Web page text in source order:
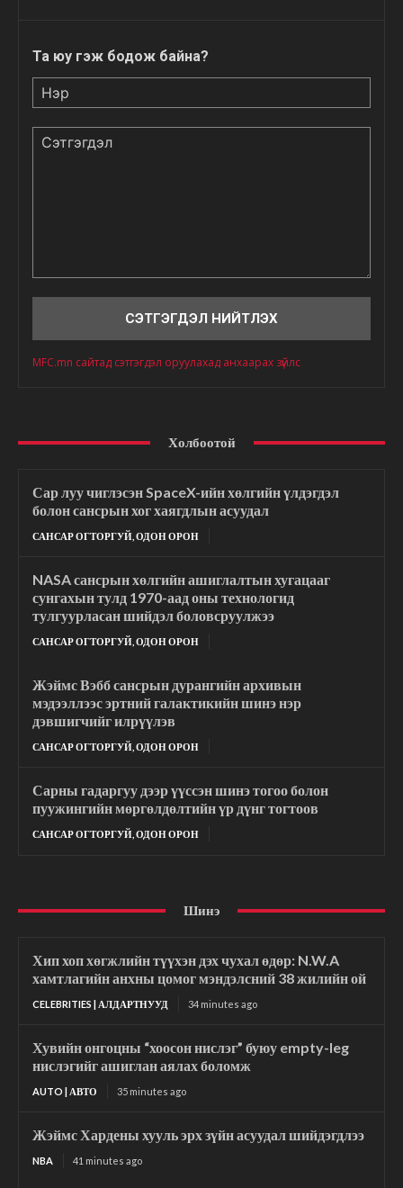
Та юу гэж бодож байна?
MFC.mn сайтад сэтгэгдэл оруулахад анхаарах зүйлс
Холбоотой
Сар луу чиглэсэн SpaceX-ийн хөлгийн үлдэгдэл
болон сансрын хог хаягдлын асуудал
САНСАР ОГТОРГУЙ, ОДОН ОРОН
NASA сансрын хөлгийн ашиглалтын хугацааг
сунгахын тулд 1970-аад оны технологид
тулгуурласан шийдэл боловсруулжээ
САНСАР ОГТОРГУЙ, ОДОН ОРОН
Жэймс Вэбб сансрын дурангийн архивын
мэдээллээс эртний галактикийн шинэ нэр
дэвшигчийг илрүүлэв
САНСАР ОГТОРГУЙ, ОДОН ОРОН
Сарны гадаргуу дээр үүссэн шинэ тогоо болон
пуужингийн мөргөлдөлтийн үр дүнг тогтоов
САНСАР ОГТОРГУЙ, ОДОН ОРОН
Шинэ
Хип хоп хөгжлийн түүхэн дэх чухал өдөр: N.W.A
хамтлагийн анхны цомог мэндэлсний 38 жилийн ой
CELEBRITIES | АЛДАРТНУУД 34 minutes ago
Хувийн онгоцны “хоосон нислэг” буюу empty-leg
нислэгийг ашиглан аялах боломж
AUTO | АВТО 35 minutes ago
Жэймс Хардены хууль эрх зүйн асуудал шийдэгдлээ
NBA 41 minutes ago